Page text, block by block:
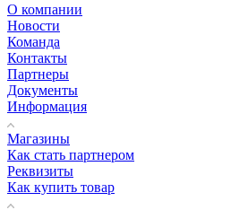
О компании
Новости
Команда
Контакты
Партнеры
Документы
Информация
Магазины
Как стать партнером
Реквизиты
Как купить товар